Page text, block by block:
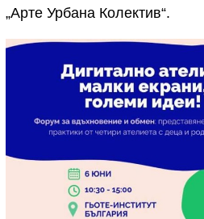
„Арте Урбана Колектив“.